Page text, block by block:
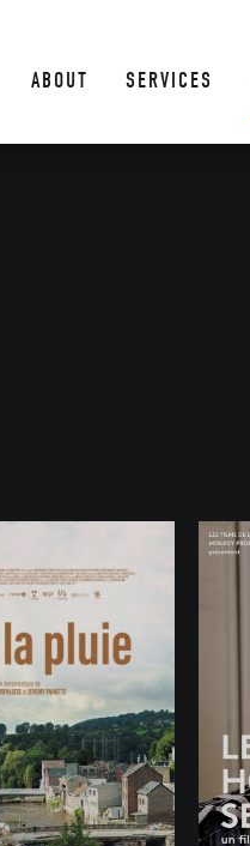
ABOUT SERVICES